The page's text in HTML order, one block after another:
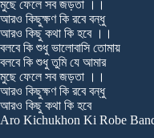
মুছে ফেলে সব জড়তা ।।
আরও কিছুক্ষণ কি রবে বন্ধু
আরও কিছু কথা কি হবে ।।
বলবে কি শুধু ভালোবাসি তোমায়
বলবে কি শুধু তুমি যে আমার
মুছে ফেলে সব জড়তা ।।
আরও কিছুক্ষণ কি রবে বন্ধু
আরও কিছু কথা কি হবে
Aro Kichukhon Ki Robe